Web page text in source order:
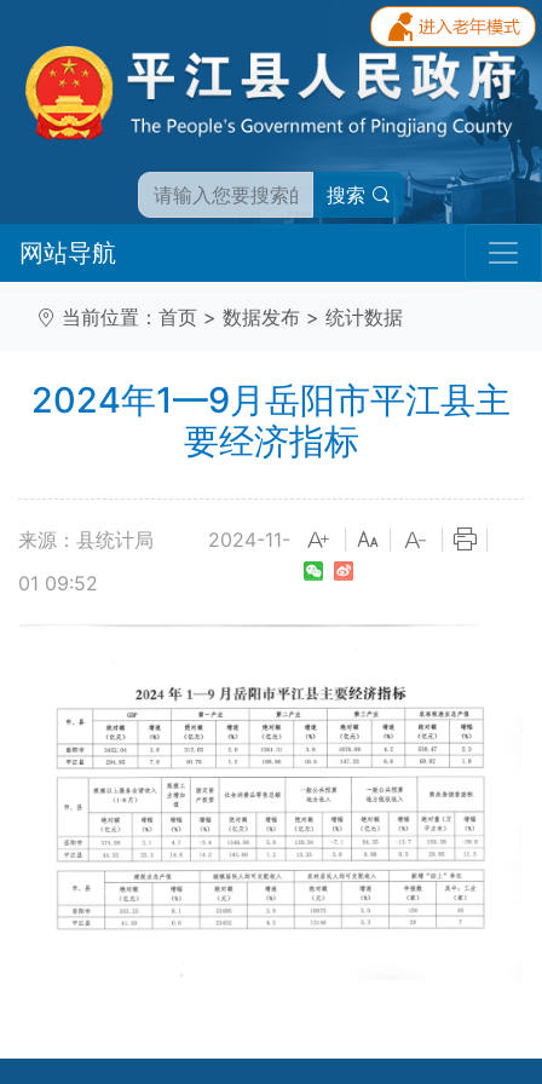
搜索
网站导航
当前位置： 首页 > 数据发布 > 统计数据
2024年1—9月岳阳市平江县主
要经济指标
来源：县统计局
2024-11-
01 09:52